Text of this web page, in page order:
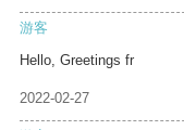
游客
Hello, Greetings fr
2022-02-27